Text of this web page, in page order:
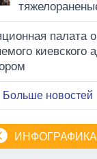
палата
киевского
Больше новостей
ИНФОГРАФИКА